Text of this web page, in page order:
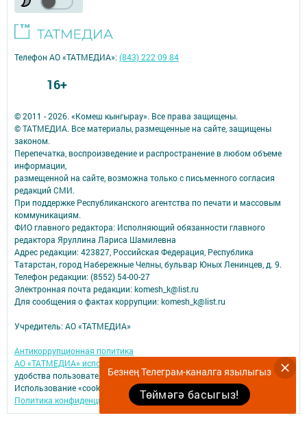
Безнең Телеграм-каналга язылыгыз
Төймәгә басыгыз!
© 2011 - 2026. «Комеш кынгырау». Все права защищены.
© ТАТМЕДИА. Все материалы, размещенные на сайте, защищены
законом.
Перепечатка, воспроизведение и распространение в любом объеме
информации,
размещенной на сайте, возможна только с письменного согласия
редакций СМИ.
При поддержке Республиканского агентства по печати и массовым
коммуникациям.
ФИО главного редактора: Исполняющий обязанности главного
редактора Яруллина Лариса Шамилевна
Адрес редакции: 423827, Российская Федерация, Республика
Татарстан, город Набережные Челны, бульвар Юных Ленинцев, д. 9.
Телефон редакции: (8552) 54-00-27
Электронная почта редакции: komesh_k@list.ru
Для сообщения о фактах коррупции: komesh_k@list.ru
Учредитель: АО «ТАТМЕДИА»
Антикоррупционная политика
АО «ТАТМЕДИА» использует «cookie»
для персонализации сервисов и
удобства пользователей сайтом.
Использование «cookie» можно отменить в настройках браузера.
Политика конфиденциальности
Телефон АО «ТАТМЕДИА»:(843) 222 09 84
16+